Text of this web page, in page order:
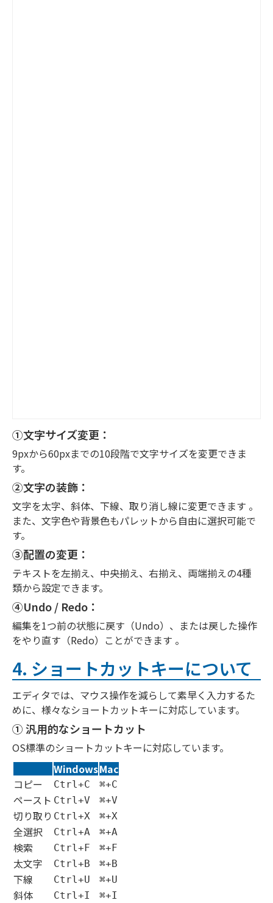
①文字サイズ変更：
9pxから60pxまでの10段階で文字サイズを変更できま
す。
②文字の装飾：
文字を太字、斜体、下線、取り消し線に変更できます 。
また、文字色や背景色もパレットから自由に選択可能で
す。
③配置の変更：
テキストを左揃え、中央揃え、右揃え、両端揃えの4種
類から設定できます。
④Undo / Redo：
編集を1つ前の状態に戻す（Undo）、または戻した操作
をやり直す（Redo）ことができます 。
4. ショートカットキーについて
エディタでは、マウス操作を減らして素早く入力するた
めに、様々なショートカットキーに対応しています。
① 汎用的なショートカット
OS標準のショートカットキーに対応しています。
WindowsMac
コピー
Ctrl+C ⌘+C
ペースト Ctrl+V ⌘+V
切り取り Ctrl+X ⌘+X
全選択 Ctrl+A ⌘+A
検索 Ctrl+F ⌘+F
太文字 Ctrl+B ⌘+B
下線 Ctrl+U ⌘+U
斜体 Ctrl+I ⌘+I